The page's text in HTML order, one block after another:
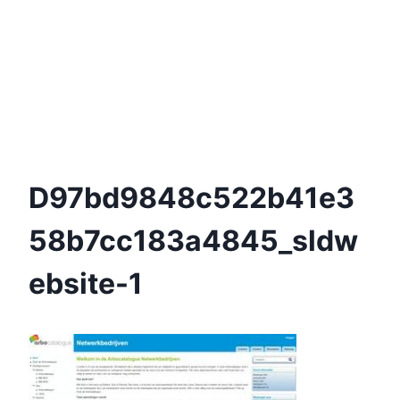
D97bd9848c522b41e3
58b7cc183a4845_sldw
Ebsite-1